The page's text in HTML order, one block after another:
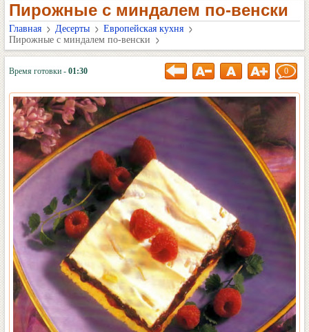
Пирожные с миндалем по-венски
Главная Десерты
Европейская кухня
Пирожные с миндалем по-венски
Время готовки - 01:30 0